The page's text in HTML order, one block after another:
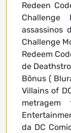
Redeen
assassinos
Challenge
Redeem
de
Bônus (
Villains of
da DC